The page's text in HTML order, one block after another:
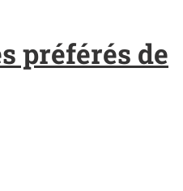
préférés de